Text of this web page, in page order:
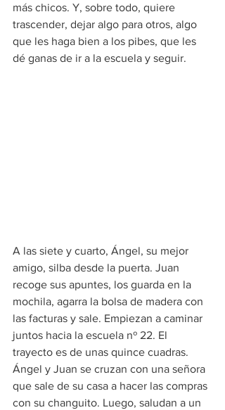
más chicos. Y, sobre todo, quiere
trascender, dejar algo para otros, algo
que les haga bien a los pibes, que les
dé ganas de ir a la escuela y seguir.
A las siete y cuarto, Ángel, su mejor
amigo, silba desde la puerta. Juan
recoge sus apuntes, los guarda en la
mochila, agarra la bolsa de madera con
las facturas y sale. Empiezan a caminar
juntos hacia la escuela nº 22. El
trayecto es de unas quince cuadras.
Ángel y Juan se cruzan con una señora
que sale de su casa a hacer las compras
con su changuito. Luego, saludan a un